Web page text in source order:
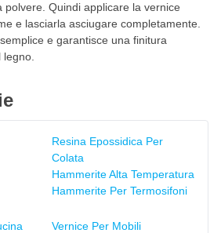
polvere. Quindi applicare la vernice
e lasciarla asciugare completamente.
e garantisce una finitura
Resina Epossidica Per
Colata
Hammerite Alta Temperatura
Hammerite Per Termosifoni
Vernice Per Mobili